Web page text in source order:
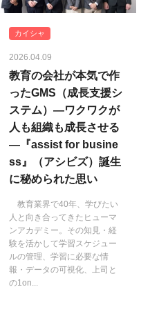
カイシャ
2026.04.09
教育の会社が本気で作
ったGMS（成長支援シ
ステム）―ワクワクが
人も組織も成長させる
―『assist for busine
ss』（アシビズ）誕生
に秘められた思い
教育業界で40年、学びたい
人と向き合ってきたヒューマ
ンアカデミー。その知見・経
験を活かして学習スケジュー
ルの管理、学習に必要な情
報・データの可視化、上司と
の1on...